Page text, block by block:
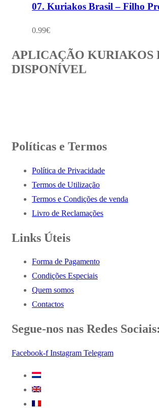
07. Kuriakos Brasil – Filho
0.99€
APLICAÇÃO KURIAKOS
DISPONÍVEL
Políticas e Termos
Política de Privacidade
Termos de Utilização
Termos e Condições de venda
Livro de Reclamações
Links Úteis
Forma de Pagamento
Condições Especiais
Quem somos
Contactos
Segue-nos nas Redes Sociais:
Facebook-f Instagram Telegram